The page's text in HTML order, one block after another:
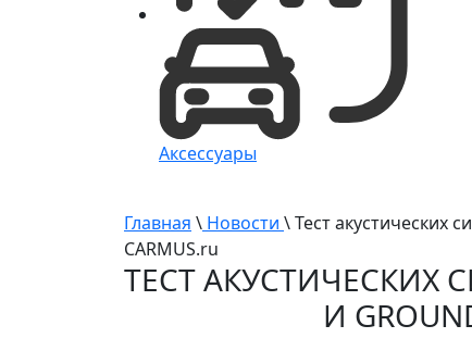
Аксессуары
Главная \ Новости \ Тест акустических
CARMUS.ru
ТЕСТ АКУСТИЧЕСКИХ
И